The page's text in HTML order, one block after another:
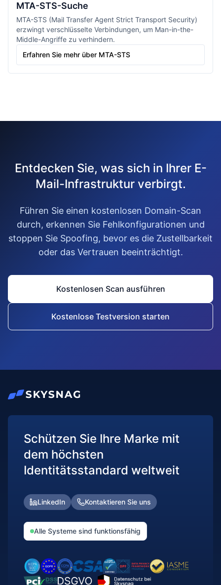
MTA-STS-Suche
MTA-STS (Mail Transfer Agent Strict Transport Security)
erzwingt verschlüsselte Verbindungen, um Man-in-the-
Middle-Angriffe zu verhindern.
Erfahren Sie mehr über MTA-STS
Entdecken Sie, was sich in Ihrer E-
Mail-Infrastruktur verbirgt.
Führen Sie einen kostenlosen Domain-Scan
durch, erkennen Sie Fehlkonfigurationen und
stoppen Sie Spoofing, bevor es die Zustellbarkeit
oder das Vertrauen beeinträchtigt.
Kostenlosen Scan ausführen
Kostenlose Testversion starten
Schützen Sie Ihre Marke mit
dem höchsten
Identitätsstandard weltweit
LinkedIn Kontaktieren Sie uns
Alle Systeme sind funktionsfähig